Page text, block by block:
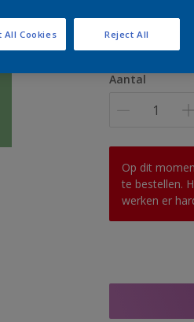
Aantal
Op dit
te bestellen.
werken er
Reject All
All Cookies